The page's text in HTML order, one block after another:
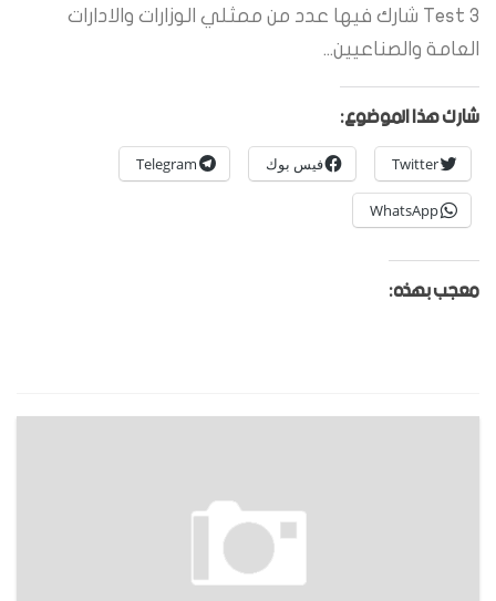
Test 3 شارك فيها عدد من ممثلي الوزارات والادارات
العامة والصناعيين...
شارك هذا الموضوع:
Twitter فيس بوك Telegram
WhatsApp
معجب بهذه: